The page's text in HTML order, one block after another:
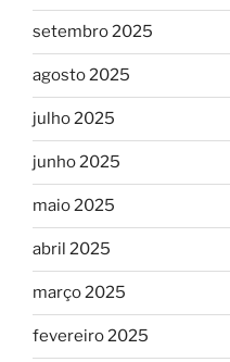
setembro 2025
agosto 2025
julho 2025
junho 2025
maio 2025
abril 2025
março 2025
fevereiro 2025